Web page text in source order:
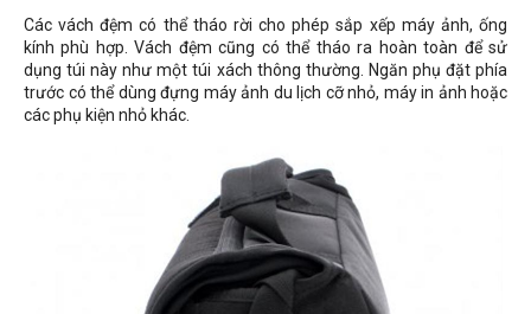
Các vách đệm có thể tháo rời cho phép sắp xếp máy ảnh, ống
kính phù hợp. Vách đệm cũng có thể tháo ra hoàn toàn để sử
dụng túi này như một túi xách thông thường. Ngăn phụ đặt phía
trước có thể dùng đựng máy ảnh du lịch cỡ nhỏ, máy in ảnh hoặc
các phụ kiện nhỏ khác.